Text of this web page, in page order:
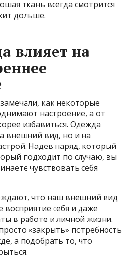
ткань всегда смотрится
дольше.
влияет на
как некоторые
настроение, а от
избавиться. Одежда
внешний вид, но и на
Надев наряд, который
подходит по случаю, вы
чувствовать себя
что наш внешний вид
себя и даже
в работе и личной жизни.
«закрыть» потребность
а подобрать то, что